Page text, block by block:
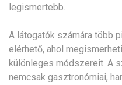
legismertebb.
A látogatók számára több
elérhető, ahol
különleges módszereit. A
nemcsak gasztronómiai,